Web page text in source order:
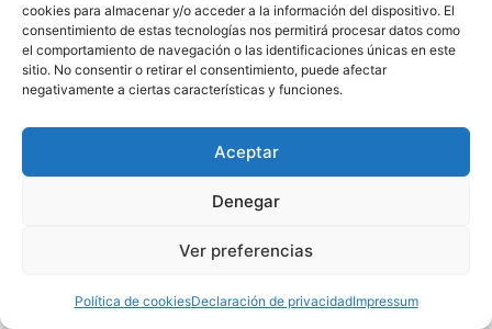
cookies para almacenar y/o acceder a la información del dispositivo. El
consentimiento de estas tecnologías nos permitirá procesar datos como
el comportamiento de navegación o las identificaciones únicas en este
sitio. No consentir o retirar el consentimiento, puede afectar
negativamente a ciertas características y funciones.
Aceptar
Denegar
Ver preferencias
Política de cookiesDeclaración de privacidadImpressum